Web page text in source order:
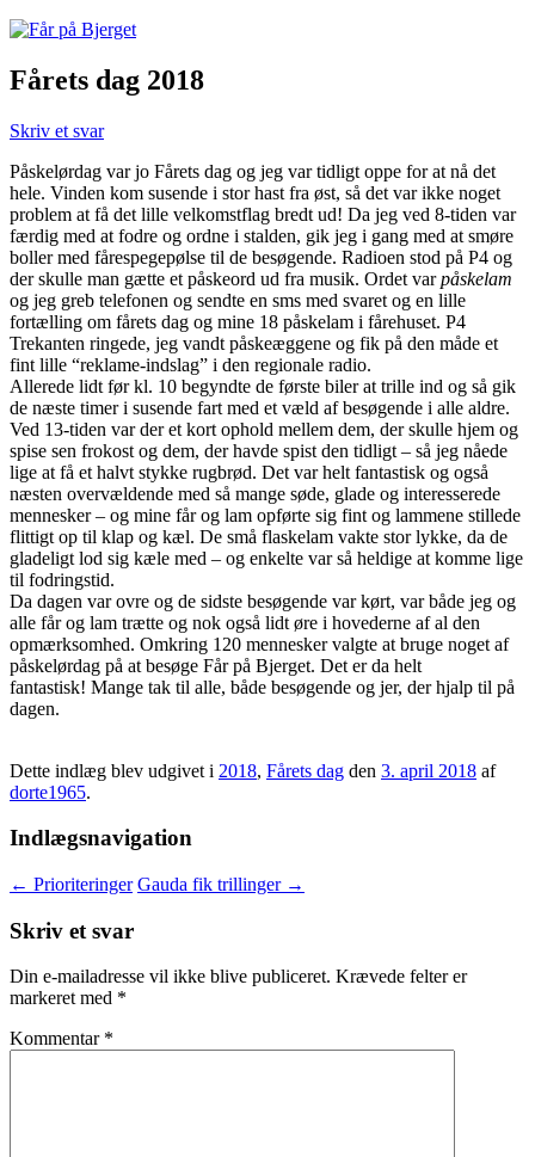
Fårets dag 2018
Skriv et svar
Påskelørdag var jo Fårets dag og jeg var tidligt oppe for at nå det
hele. Vinden kom susende i stor hast fra øst, så det var ikke noget
problem at få det lille velkomstflag bredt ud! Da jeg ved 8-tiden var
færdig med at fodre og ordne i stalden, gik jeg i gang med at smøre
boller med fårespegepølse til de besøgende. Radioen stod på P4 og
der skulle man gætte et påskeord ud fra musik. Ordet varpåskelam
og jeg greb telefonen og sendte en sms med svaret og en lille
fortælling om fårets dag og mine 18 påskelam i fårehuset. P4
Trekanten ringede, jeg vandt påskeæggene og fik på den måde et
fint lille “reklame-indslag” i den regionale radio.
Allerede lidt før kl. 10 begyndte de første biler at trille ind og så gik
de næste timer i susende fart med et væld af besøgende i alle aldre.
Ved 13-tiden var der et kort ophold mellem dem, der skulle hjem og
spise sen frokost og dem, der havde spist den tidligt – så jeg nåede
lige at få et halvt stykke rugbrød. Det var helt fantastisk og også
næsten overvældende med så mange søde, glade og interesserede
mennesker – og mine får og lam opførte sig fint og lammene stillede
flittigt op til klap og kæl. De små flaskelam vakte stor lykke, da de
gladeligt lod sig kæle med – og enkelte var så heldige at komme lige
til fodringstid.
Da dagen var ovre og de sidste besøgende var kørt, var både jeg og
alle får og lam trætte og nok også lidt øre i hovederne af al den
opmærksomhed. Omkring 120 mennesker valgte at bruge noget af
påskelørdag på at besøge Får på Bjerget. Det er da helt
fantastisk! Mange tak til alle, både besøgende og jer, der hjalp til på
dagen.
Dette indlæg blev udgivet i 2018, Fårets dag den 3. april 2018 af
dorte1965.
Indlægsnavigation
← Prioriteringer Gauda fik trillinger →
Skriv et svar
Din e-mailadresse vil ikke blive publiceret. Krævede felter er
markeret med *
Kommentar *